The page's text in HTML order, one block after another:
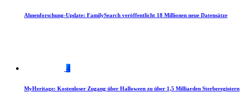
Ahnenforschung-Update: FamilySearch veröffentlicht 18 Millionen neue Datensätze
4
MyHeritage: Kostenloser Zugang über Halloween zu über 1,5 Milliarden Sterberegistern